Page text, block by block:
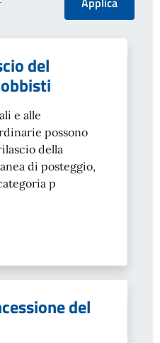
del
e alle
possono
della
di posteggio,
p
del